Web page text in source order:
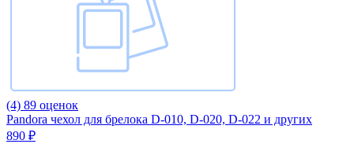
(4) 89 оценок
Pandora чехол для брелока D-010, D-020, D-022 и других
890 ₽